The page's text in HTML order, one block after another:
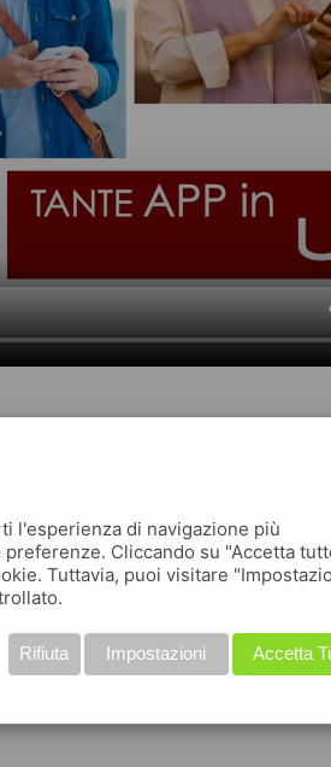
l'esperienza di navigazione più
Cliccando su "Accetta
Tuttavia, puoi visitare
Accetta
Impostazioni
Rifiuta